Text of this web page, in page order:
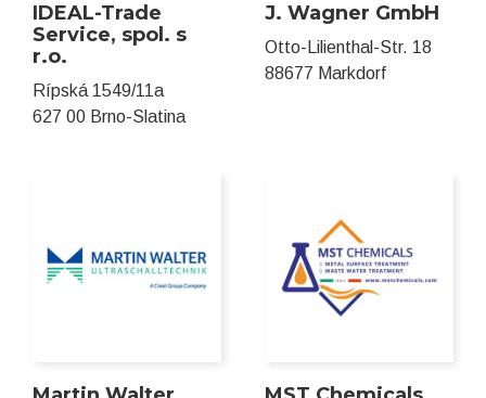
IDEAL-Trade
Service, spol. s
r.o.
Rípská 1549/11a
627 00 Brno-Slatina
J. Wagner GmbH
Otto-Lilienthal-Str. 18
88677 Markdorf